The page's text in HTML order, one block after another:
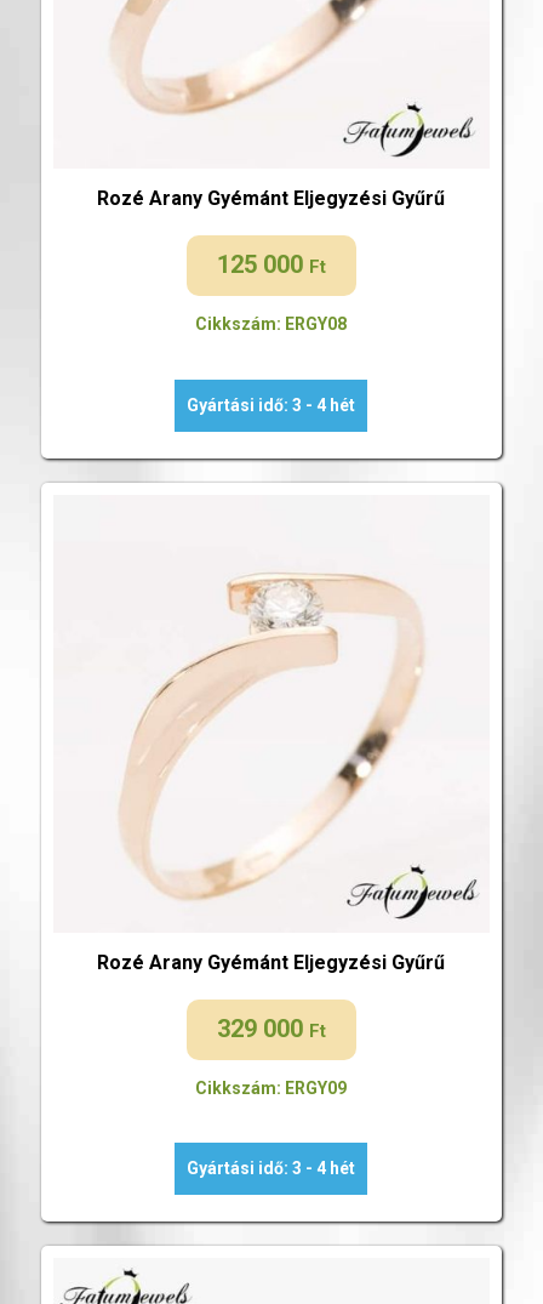
Rozé Arany Gyémánt Eljegyzési Gyűrű
125 000 Ft
Cikkszám: ERGY08
Gyártási idő: 3 - 4 hét
Rozé Arany Gyémánt Eljegyzési Gyűrű
329 000 Ft
Cikkszám: ERGY09
Gyártási idő: 3 - 4 hét